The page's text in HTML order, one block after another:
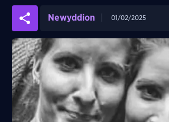
Newyddion 01/02/2025